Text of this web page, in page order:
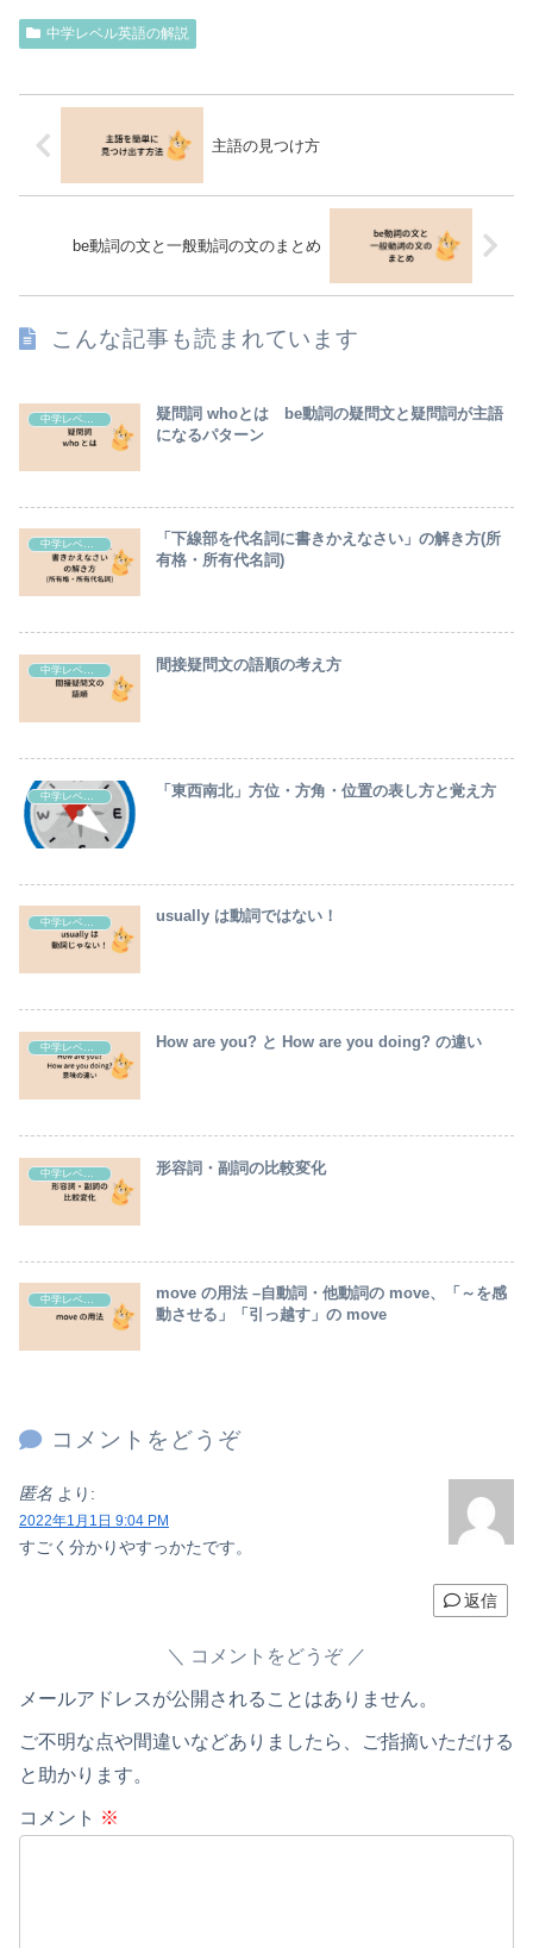
中学レベル英語の解説
主語の見つけ方
be動詞の文と一般動詞の文のまとめ
こんな記事も読まれています
疑問詞 whoとは be動詞の疑問文と疑問詞が主語
になるパターン
中学レベル英語の解説
「下線部を代名詞に書きかえなさい」の解き方(所
有格・所有代名詞)
中学レベル英語の解説 間接疑問文の語順の考え方
「東西南北」方位・方角・位置の表し方と覚え方
usually は動詞ではない！
中学レベル英語の解説 How are you? と How are you doing? の違い
形容詞・副詞の比較変化
move の用法 –自動詞・他動詞の move、「～を感
動させる」「引っ越す」の move
コメントをどうぞ
匿名 より:
2022年1月1日 9:04 PM
すごく分かりやすっかたです。
返信
コメントをどうぞ
メールアドレスが公開されることはありません。
ご不明な点や間違いなどありましたら、ご指摘いただける
と助かります。
コメント ※